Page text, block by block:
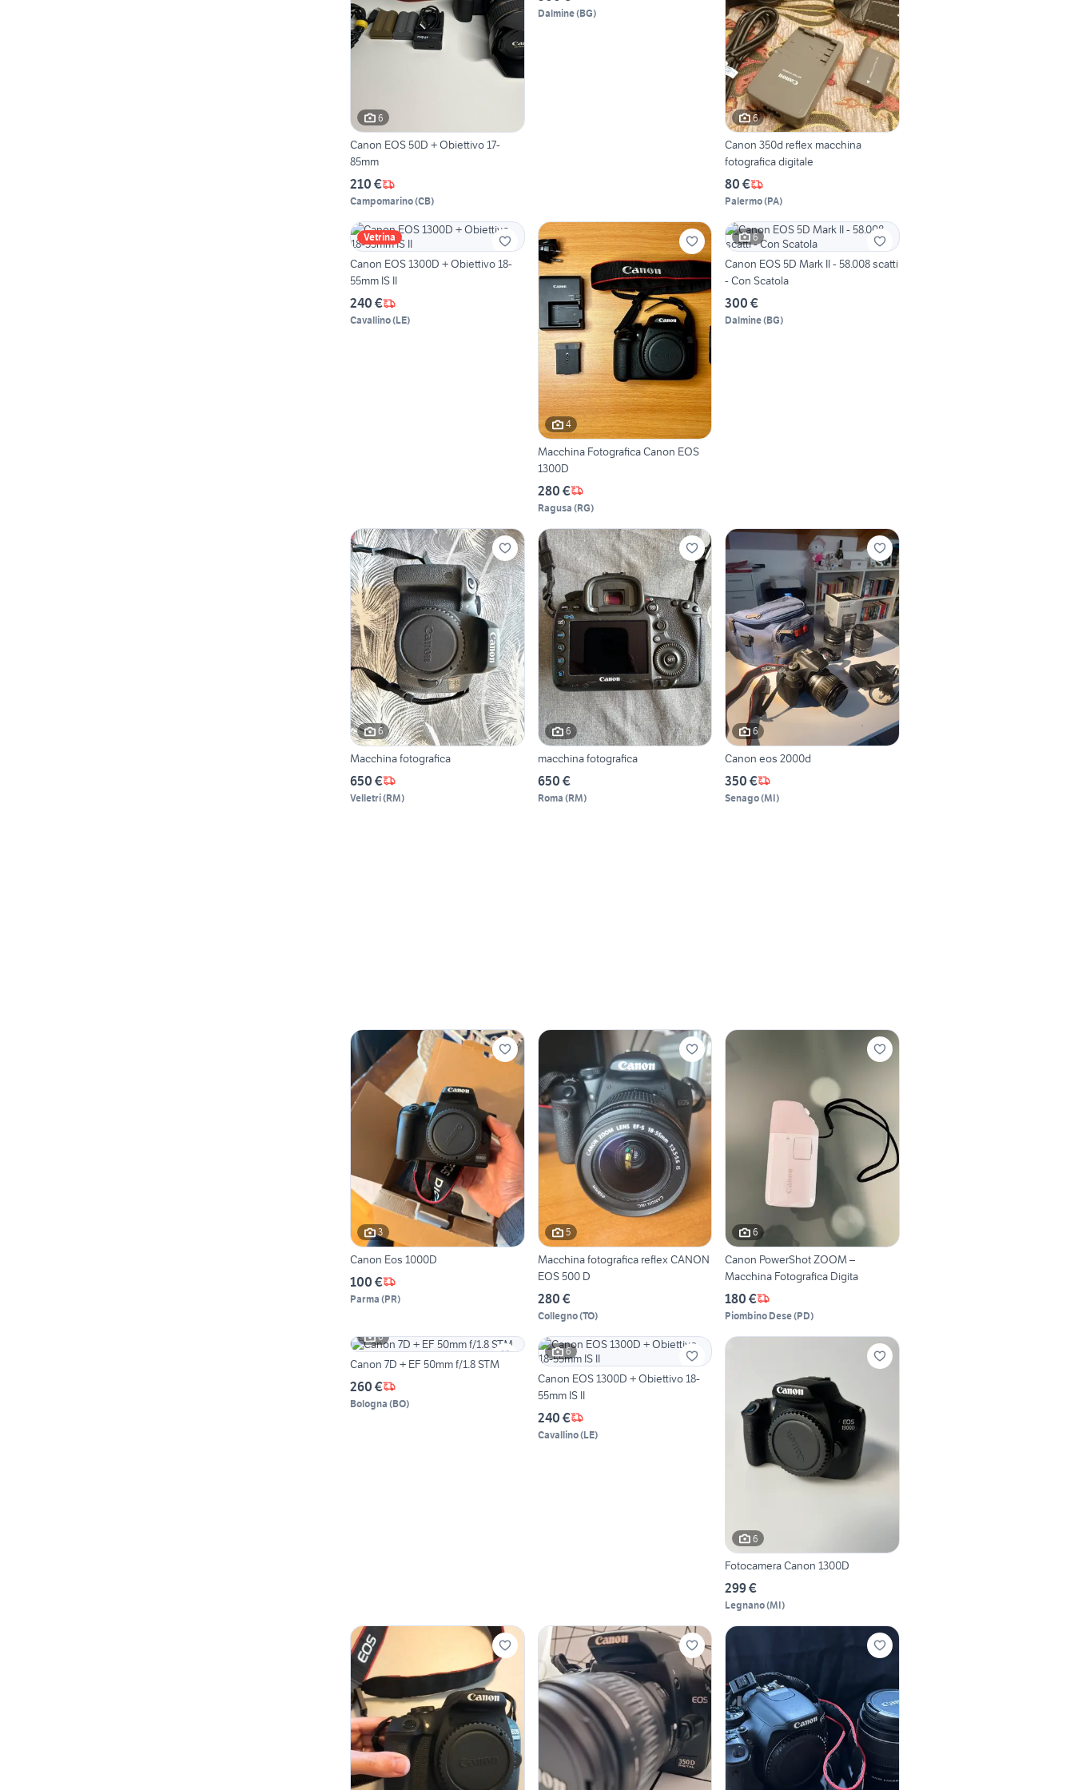
6
Canon EOS 50D + Obiettivo 17-
85mm
210 €
Campomarino(CB)
Dalmine(BG)
6
Canon 350d reflex macchina
fotografica digitale
80 €
Palermo(PA)
Vetrina
Canon EOS 1300D + Obiettivo 18-
55mm IS II
240 €
Cavallino(LE)
4
Macchina Fotografica Canon EOS
1300D
280 €
Ragusa (RG)
6
Canon EOS 5D Mark II - 58.008 scatti
- Con Scatola
300 €
Dalmine(BG)
6
Macchina fotografica
650 €
Velletri(RM)
6
macchina fotografica
650 €
Roma (RM)
6
Canon eos 2000d
350 €
Senago(MI)
3
Canon Eos 1000D
100 €
Parma (PR)
5
Macchina fotografica reflex CANON
EOS 500 D
280 €
Collegno(TO)
6
Canon PowerShot ZOOM –
Macchina Fotografica Digita
180 €
Piombino Dese(PD)
6
Canon 7D + EF 50mm f/1.8 STM
260 €
Bologna (BO)
6
Canon EOS 1300D + Obiettivo 18-
55mm IS II
240 €
Cavallino(LE)
6
Fotocamera Canon 1300D
299 €
Legnano(MI)